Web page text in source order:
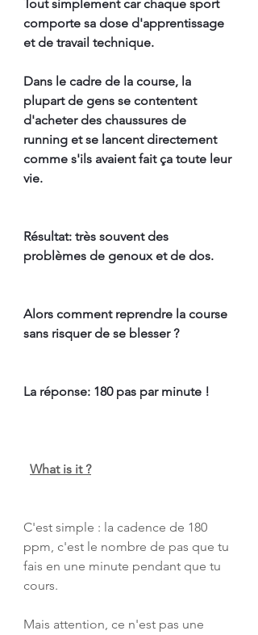
Tout simplement car chaque sport
comporte sa dose d'apprentissage
et de travail technique.
Dans le cadre de la course, la
plupart de gens se contentent
d'acheter des chaussures de
running et se lancent directement
comme s'ils avaient fait ça toute leur
vie.
Résultat: très souvent des
problèmes de genoux et de dos.
Alors comment reprendre la course
sans risquer de se blesser ?
La réponse: 180 pas par minute !
What is it ?
C'est simple : la cadence de 180
ppm, c'est le nombre de pas que tu
fais en une minute pendant que tu
cours.
Mais attention, ce n'est pas une